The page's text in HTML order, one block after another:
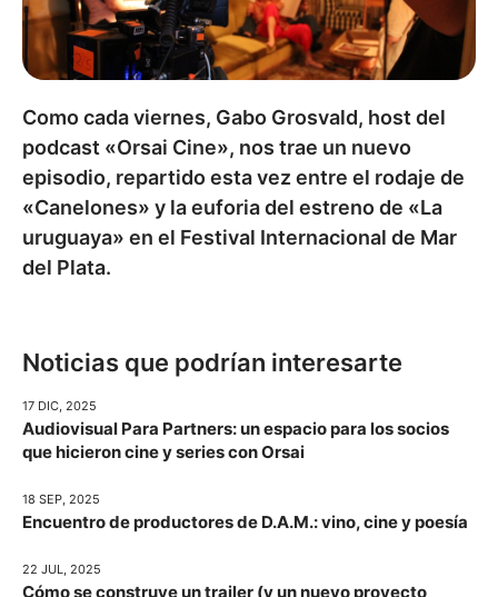
Como cada viernes, Gabo Grosvald, host del
podcast «Orsai Cine», nos trae un nuevo
episodio, repartido esta vez entre el rodaje de
«Canelones» y la euforia del estreno de «La
uruguaya» en el Festival Internacional de Mar
del Plata.
Noticias que podrían interesarte
17 DIC, 2025
Audiovisual Para Partners: un espacio para los socios
que hicieron cine y series con Orsai
18 SEP, 2025
Encuentro de productores de D.A.M.: vino, cine y poesía
22 JUL, 2025
Cómo se construye un trailer (y un nuevo proyecto